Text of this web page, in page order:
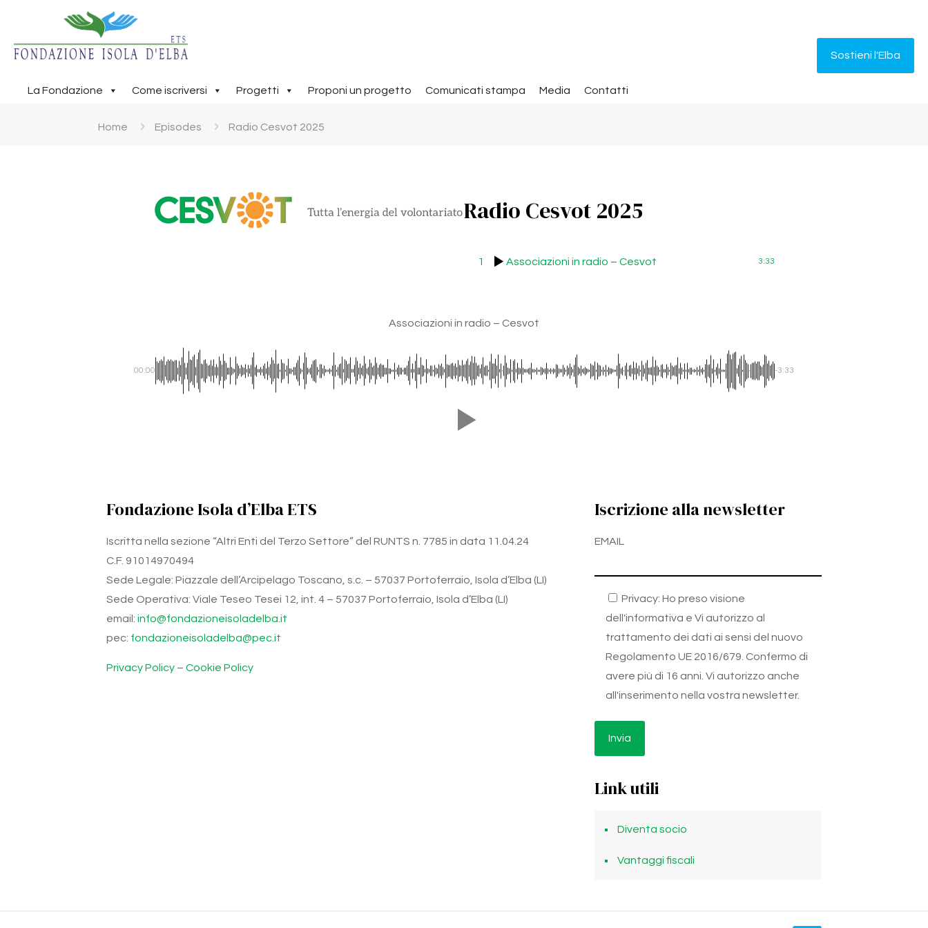
La Fondazione Come iscriversi Progetti Proponi un progetto Comunicati stampa Media Contatti
Sostieni l'Elba
Home Episodes Radio Cesvot 2025
Radio Cesvot 2025
1 Associazioni in radio – Cesvot 3:33
Associazioni in radio – Cesvot
00:00 -3:33
Fondazione Isola d’Elba ETS
Iscritta nella sezione “Altri Enti del Terzo Settore” del RUNTS n. 7785 in data 11.04.24
C.F. 91014970494
Sede Legale: Piazzale dell’Arcipelago Toscano, s.c. – 57037 Portoferraio, Isola d’Elba (LI)
Sede Operativa: Viale Teseo Tesei 12, int. 4 – 57037 Portoferraio, Isola d’Elba (LI)
email: info@fondazioneisoladelba.it
pec: fondazioneisoladelba@pec.it
Privacy Policy – Cookie Policy
Iscrizione alla newsletter
EMAIL
Privacy: Ho preso visione
dell'informativa e Vi autorizzo al
trattamento dei dati ai sensi del nuovo
Regolamento UE 2016/679. Confermo di
avere più di 16 anni. Vi autorizzo anche
all'inserimento nella vostra newsletter.
Link utili
Diventa socio
Vantaggi fiscali